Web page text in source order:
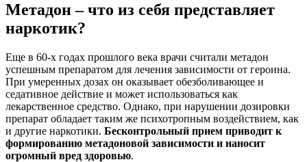
Метадон – что из себя представляет
наркотик?
Еще в 60-х годах прошлого века врачи считали метадон
успешным препаратом для лечения зависимости от героина.
При умеренных дозах он оказывает обезболивающее и
седативное действие и может использоваться как
лекарственное средство. Однако, при нарушении дозировки
препарат обладает таким же психотропным воздействием, как
и другие наркотики. Бесконтрольный прием приводит к
формированию метадоновой зависимости и наносит
огромный вред здоровью.